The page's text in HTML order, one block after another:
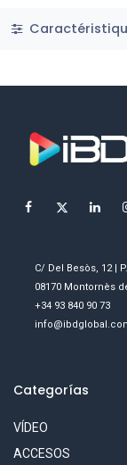
C/ Del Besòs, 12 |
08170 Montornès
+34 93 840 90 73
Categorías
VÍDEO
ACCESOS